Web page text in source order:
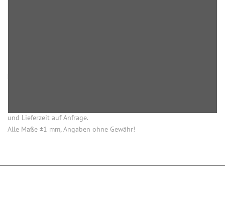
HINWEISE
und Lieferzeit auf Anfrage.
Alle Maße ±1 mm, Angaben ohne Gewähr!